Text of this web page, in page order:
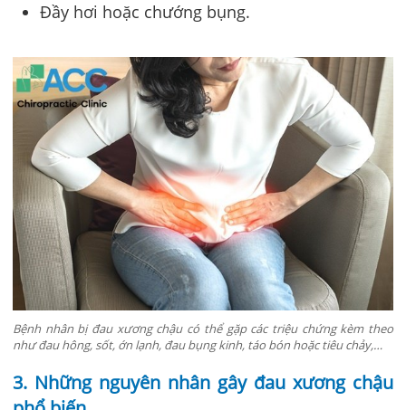
Đầy hơi hoặc chướng bụng.
Bệnh nhân bị đau xương chậu có thể gặp các triệu chứng kèm theo
như đau hông, sốt, ớn lạnh, đau bụng kinh, táo bón hoặc tiêu chảy,…
3. Những nguyên nhân gây đau xương chậu